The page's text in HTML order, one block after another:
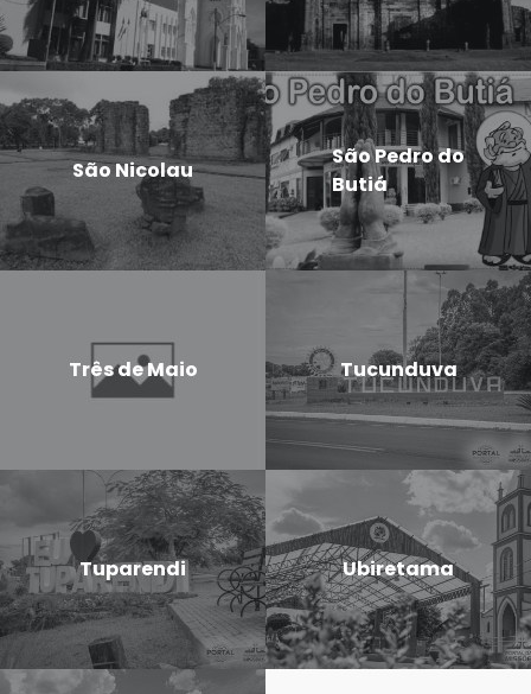
São Nicolau
São Pedro do
Butiá
Três de Maio Tucunduva
Tuparendi Ubiretama